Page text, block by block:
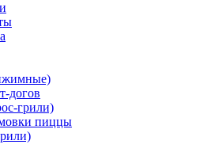
догов
грили)
пиццы